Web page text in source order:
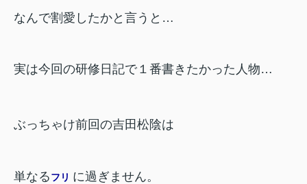
なんで割愛したかと言うと…
実は今回の研修日記で１番書きたかった人物…
ぶっちゃけ前回の吉田松陰は
単なるフリ に過ぎません。